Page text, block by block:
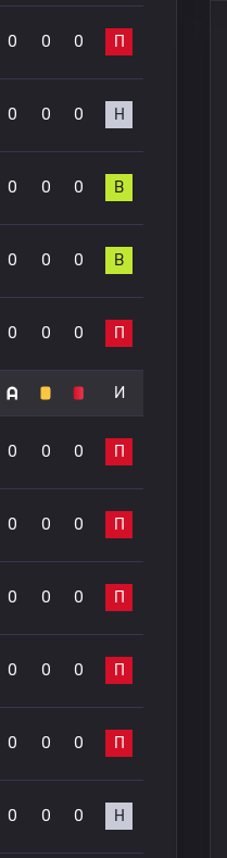
0 0 0 П
0 0 0 Н
0 0 0 В
0 0 0 В
0 0 0 П
И
0 0 0 П
0 0 0 П
0 0 0 П
0 0 0 П
0 0 0 П
0 0 0 Н